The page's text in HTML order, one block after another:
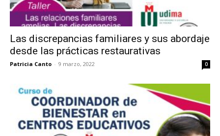
Las discrepancias familiares y sus abordaje
desde las prácticas restaurativas
Patricia Canto - 9 marzo, 2022 0